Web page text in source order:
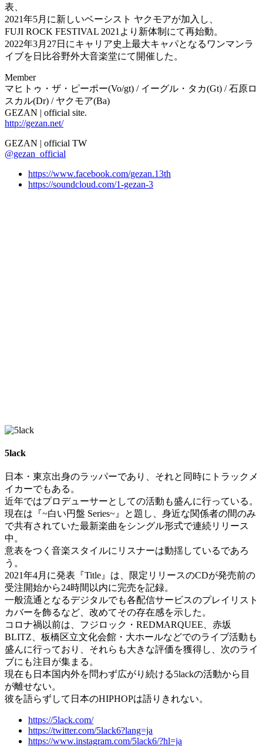
表、
2021年5月に新しいベーシスト ヤクモアが加入し、
FUJI ROCK FESTIVAL 2021より新体制にて再始動。
2022年3月27日にキャリア史上最大キャパとなるワンマンラ
イブを日比谷野外大音楽堂にて開催した。
Member
マヒトゥ・ザ・ピーポー(Vo/gt) / イーグル・タカ(Gt) / 石原ロ
スカル(Dr) / ヤクモア(Ba)
GEZAN | official site.
http://gezan.net/
GEZAN | official TW
@gezan_official
https://www.facebook.com/gezan.13th
https://soundcloud.com/1-gezan-3
5lack
日本・東京出身のラッパーであり、それと同時にトラックメ
イカーでもある。
近年ではプロデューサーとしての活動も盛んに行っている。
現在は『~白い円盤 Series~』と題し、身近な関係者の間のみ
で共有されていた最新楽曲をシングル形式で連続リリース
中。
意表をつく音楽スタイルにリスナーは動揺しているであろ
う。
2021年4月に発表『Title』は、限定リリースのCDが発売前の
受注開始から24時間以内に完売を記録。
一般流通となるデジタルでも各配信サービスのプレイリスト
カバーを飾るなど、改めてその存在感を示した。
コロナ禍以前は、フジロック・REDMARQUEE、赤坂
BLITZ、板橋区立文化会館・大ホールなどでのライブ活動も
盛んに行っており、それらも大きな評価を獲得し、次のライ
ブにも注目が集まる。
現在も日本国内外を問わず広がり続ける5lackの活動から目
が離せない。
彼を語らずして日本のHIPHOPは語りきれない。
https://5lack.com/
https://twitter.com/5lack6?lang=ja
https://www.instagram.com/5lack6/?hl=ja